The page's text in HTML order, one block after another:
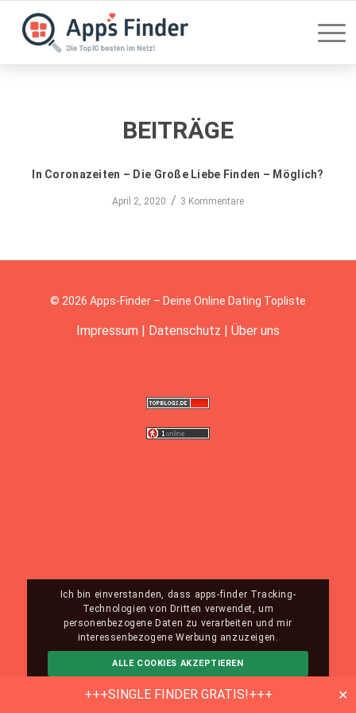
+++SINGLE FINDER GRATIS!+++ ✕
BEITRÄGE
In Coronazeiten – Die Große Liebe Finden – Möglich?
April 2, 2020 / 3 Kommentare
© 2026 Apps-Finder – Deine Online Dating Topliste
Impressum | Datenschutz | Über uns
Ich bin einverstanden, dass apps-finder Tracking-
Technologien von Dritten verwendet, um
personenbezogene Daten zu verarbeiten und mir
interessenbezogene Werbung anzuzeigen.
ALLE COOKIES AKZEPTIEREN
ABLEHNEN MEHR INFO